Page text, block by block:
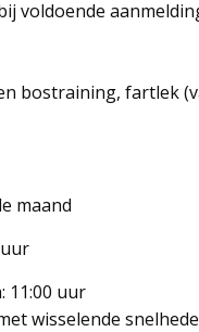
voldoende
bostraining, fartlek
maand
11:00 uur
wisselende